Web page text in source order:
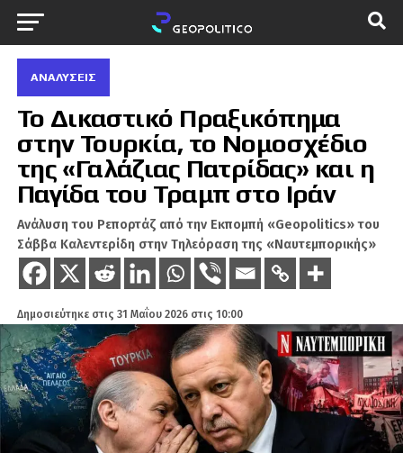
ΑΝΑΛΎΣΕΙΣ
Το Δικαστικό Πραξικόπημα
στην Τουρκία, το Νομοσχέδιο
της «Γαλάζιας Πατρίδας» και η
Παγίδα του Τραμπ στο Ιράν
Ανάλυση του Ρεπορτάζ από την Εκπομπή «Geopolitics» του
Σάββα Καλεντερίδη στην Τηλεόραση της «Ναυτεμπορικής»
Δημοσιεύτηκε στις 31 Μαΐου 2026 στις 10:00